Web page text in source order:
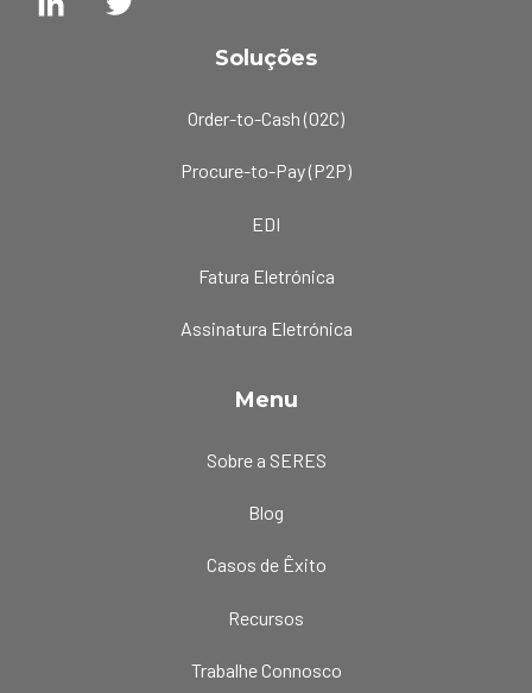
Soluções
Order-to-Cash (O2C)
Procure-to-Pay (P2P)
EDI
Fatura Eletrónica
Assinatura Eletrónica
Menu
Sobre a SERES
Blog
Casos de Êxito
Recursos
Trabalhe Connosco